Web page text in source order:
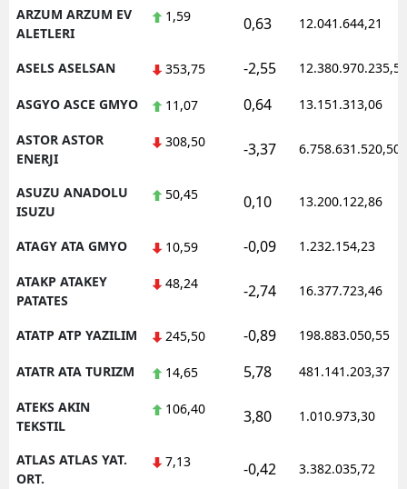
ARZUM ARZUM EV
ALETLERI
1,59 0,63 12.041.644,21
ASELS ASELSAN 353,75 -2,55 12.380.970.235,50
ASGYO ASCE GMYO 11,07 0,64 13.151.313,06
ASTOR ASTOR
ENERJI
308,50 -3,37 6.758.631.520,50
ASUZU ANADOLU
ISUZU
50,45 0,10 13.200.122,86
ATAGY ATA GMYO 10,59 -0,09 1.232.154,23
ATAKP ATAKEY
PATATES
48,24 -2,74 16.377.723,46
ATATP ATP YAZILIM 245,50 -0,89 198.883.050,55
ATATR ATA TURIZM 14,65 5,78 481.141.203,37
ATEKS AKIN
TEKSTIL
106,40 3,80 1.010.973,30
ATLAS ATLAS YAT.
ORT.
7,13 -0,42 3.382.035,72